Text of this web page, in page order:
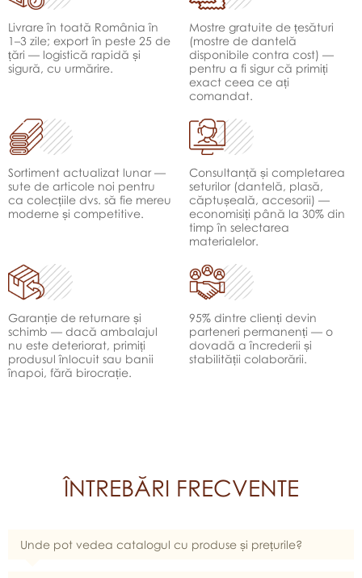
Livrare în toată România în
1–3 zile; export în peste 25 de
țări — logistică rapidă și
sigură, cu urmărire.
Mostre gratuite de țesături
(mostre de dantelă
disponibile contra cost) —
pentru a fi sigur că primiți
exact ceea ce ați
comandat.
Sortiment actualizat lunar —
sute de articole noi pentru
ca colecțiile dvs. să fie mereu
moderne și competitive.
Consultanță și completarea
seturilor (dantelă, plasă,
căptușeală, accesorii) —
economisiți până la 30% din
timp în selectarea
materialelor.
Garanție de returnare și
schimb — dacă ambalajul
nu este deteriorat, primiți
produsul înlocuit sau banii
înapoi, fără birocrație.
95% dintre clienți devin
parteneri permanenți — o
dovadă a încrederii și
stabilității colaborării.
ÎNTREBĂRI FRECVENTE
Unde pot vedea catalogul cu produse și prețurile?